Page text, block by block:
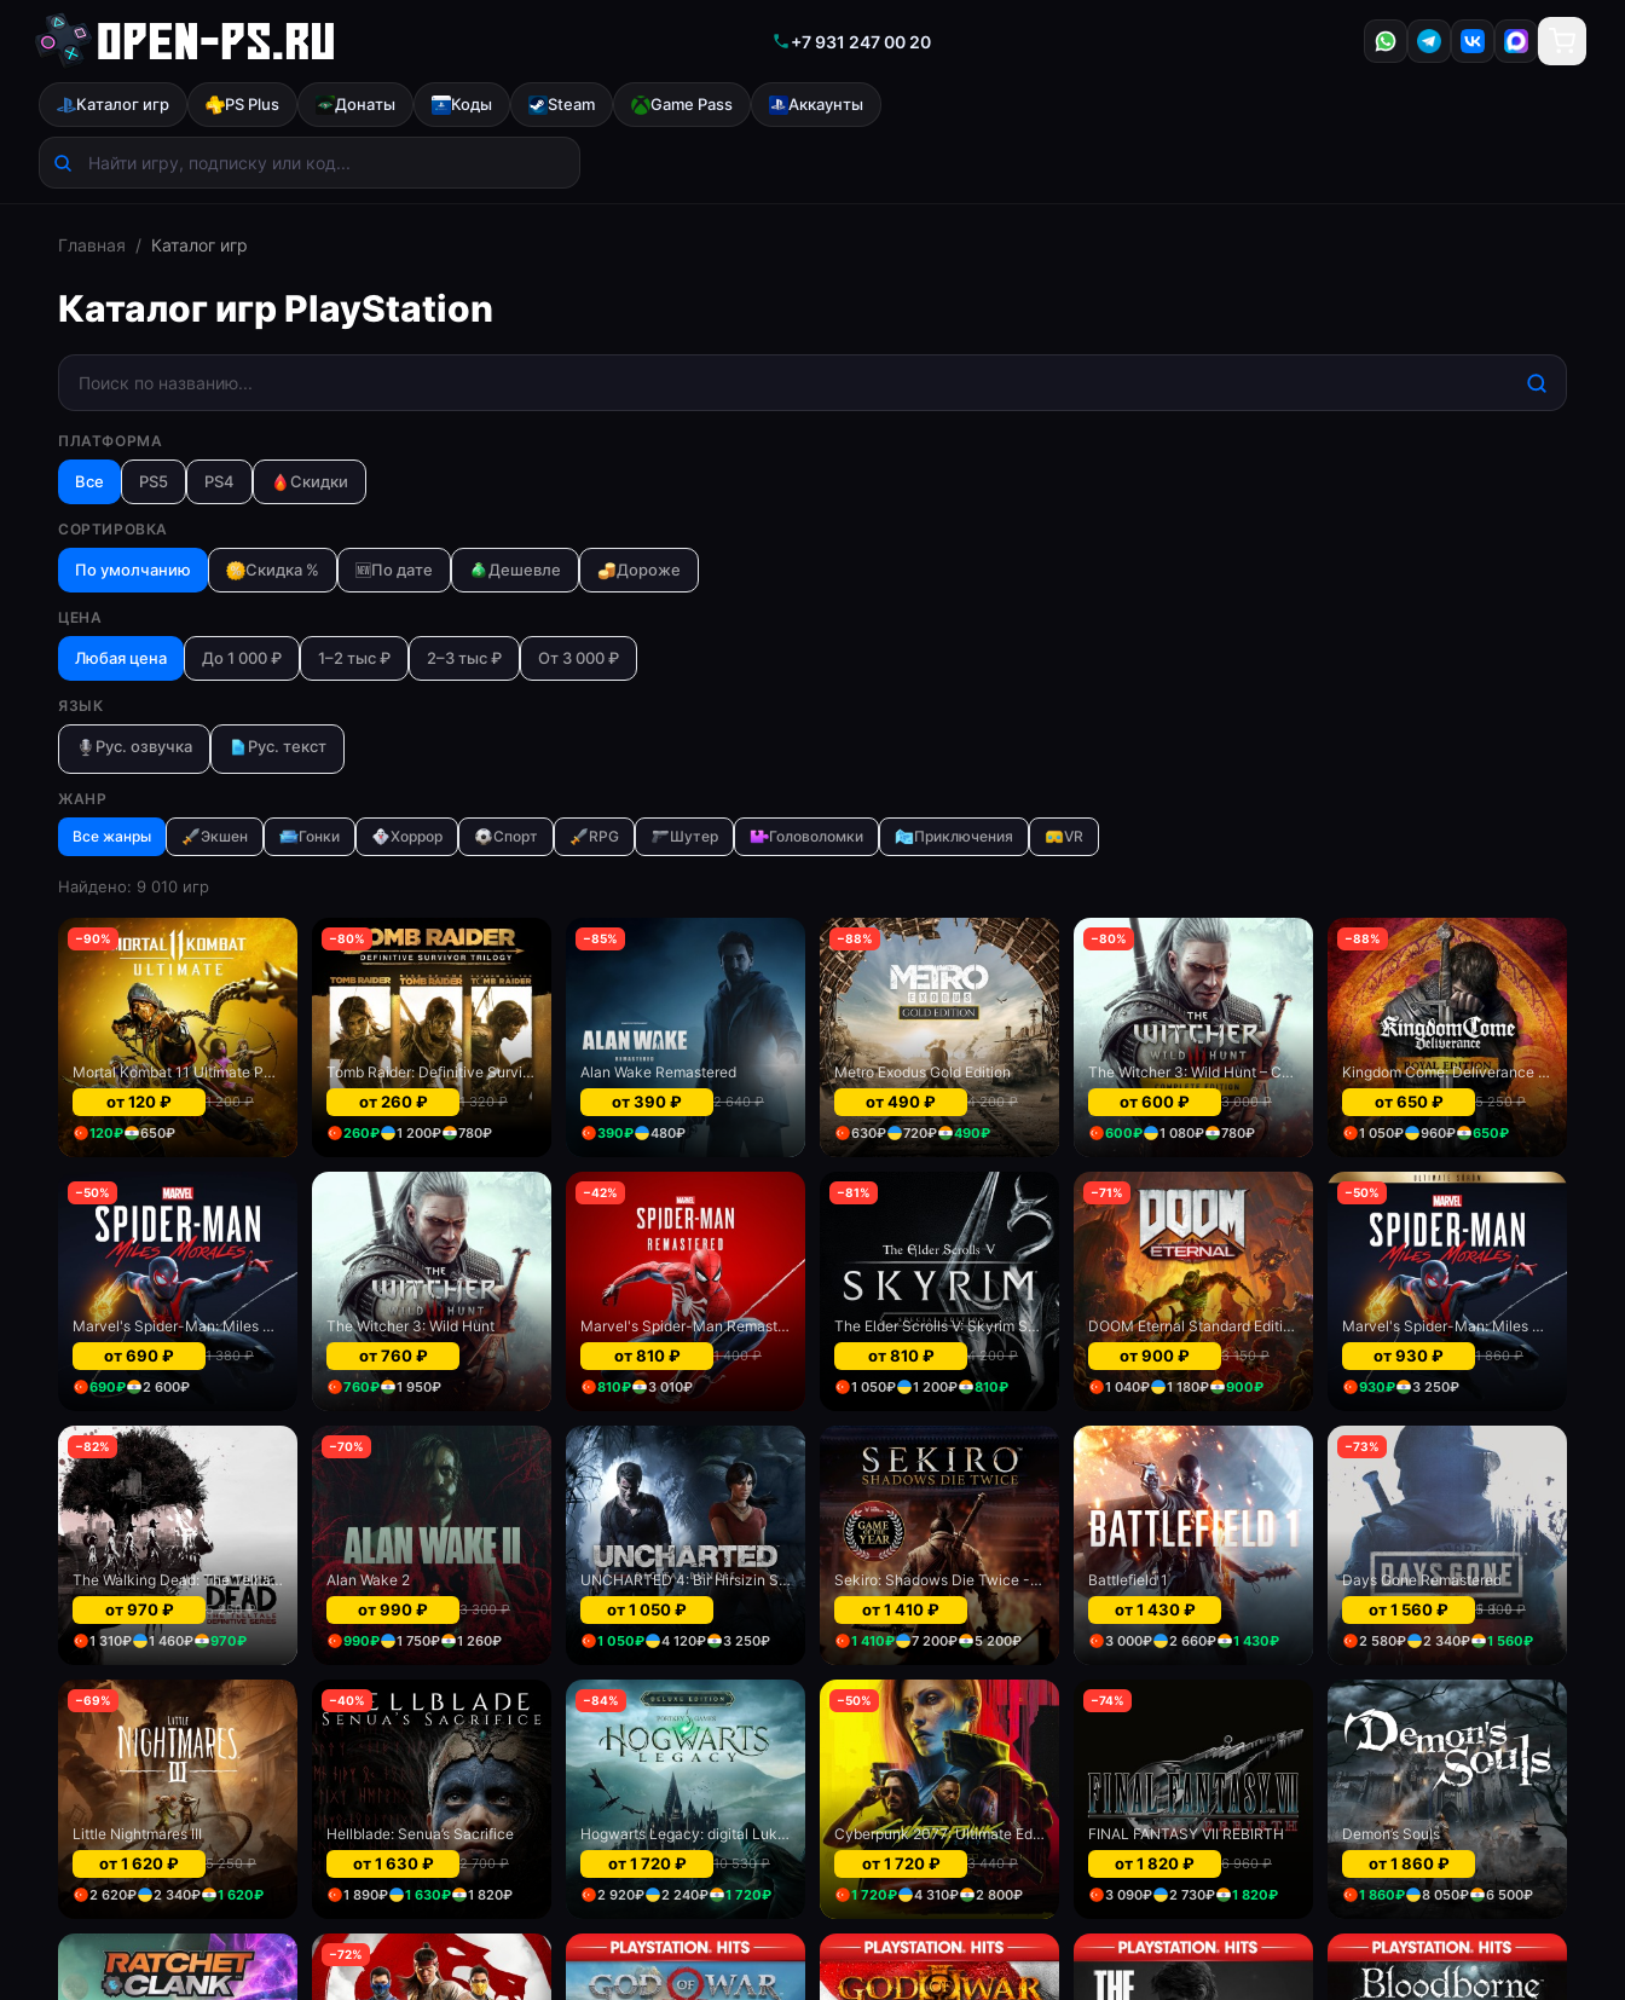
+7 931 247 00 20
Каталог игр PS Plus Донаты Коды Steam Game Pass Аккаунты
Главная / Каталог игр
Каталог игр PlayStation
ПЛАТФОРМА
Все PS5 PS4 Скидки
СОРТИРОВКА
По умолчанию Скидка % 🆕По дате Дешевле Дороже
ЦЕНА
Любая цена До 1 000 ₽ 1–2 тыс ₽ 2–3 тыс ₽ От 3 000 ₽
ЯЗЫК
Рус. озвучка Рус. текст
ЖАНР
Все жанры Экшен Гонки Хоррор Спорт RPG Шутер Головоломки Приключения VR
Найдено: 9 010 игр
−90%
Mortal Kombat 11 Ultimate PS4 & PS5
от120₽ 1 200₽
120₽ 650₽
−80%
Tomb Raider: Definitive Survivor Trilogy
от260₽ 1 320₽
260₽ 1 200₽ 780₽
−85%
Alan Wake Remastered
от390₽ 2 640₽
390₽ 480₽
−88%
Metro Exodus Gold Edition
от490₽ 4 200₽
630₽ 720₽ 490₽
−80%
The Witcher 3: Wild Hunt – Complete Edition
от600₽ 3 000₽
600₽ 1 080₽ 780₽
−88%
Kingdom Come: Deliverance - Royal Edition
от650₽ 5 250₽
1 050₽ 960₽ 650₽
−50%
Marvel's Spider-Man: Miles Morales PS4 & PS5
от690₽ 1 380₽
690₽ 2 600₽
The Witcher 3: Wild Hunt
от760₽
760₽ 1 950₽
−42%
Marvel's Spider-Man Remastered
от810₽ 1 400₽
810₽ 3 010₽
−81%
The Elder Scrolls V: Skyrim Special Edition - PS5 & PS4
от810₽ 4 200₽
1 050₽ 1 200₽ 810₽
−71%
DOOM Eternal Standard Edition
от900₽ 3 150₽
1 040₽ 1 180₽ 900₽
−50%
Marvel's Spider-Man: Miles Morales Ultimate Edition
от930₽ 1 860₽
930₽ 3 250₽
−82%
The Walking Dead: The Telltale Definitive Series
от970₽ 5 250₽
1 310₽ 1 460₽ 970₽
−70%
Alan Wake 2
от990₽ 3 300₽
990₽ 1 750₽ 1 260₽
UNCHARTED 4: Bir Hirsizin Sonu and Uncharted: Kayip Miras digital bundle
от1 050₽
1 050₽ 4 120₽ 3 250₽
Sekiro: Shadows Die Twice - Game of the Year edition
от1 410₽
1 410₽ 7 200₽ 5 200₽
Battlefield 1
от1 430₽
3 000₽ 2 660₽ 1 430₽
−73%
Days Gone Remastered
от1 560₽ 5 800₽
2 580₽ 2 340₽ 1 560₽
−69%
Little Nightmares III
от1 620₽ 5 250₽
2 620₽ 2 340₽ 1 620₽
−40%
Hellblade: Senua’s Sacrifice
от1 630₽ 2 700₽
1 890₽ 1 630₽ 1 820₽
−84%
Hogwarts Legacy: digital Luks edition
от1 720₽ 10 530₽
2 920₽ 2 240₽ 1 720₽
−50%
Cyberpunk 2077: Ultimate Edition (PS5)
от1 720₽ 3 440₽
1 720₽ 4 310₽ 2 800₽
−74%
FINAL FANTASY VII REBIRTH
от1 820₽ 6 960₽
3 090₽ 2 730₽ 1 820₽
Demon’s Souls
от1 860₽
1 860₽ 8 050₽ 6 500₽
−72%